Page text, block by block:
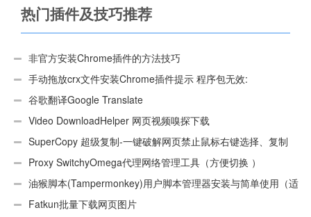
热门插件及技巧推荐
非官方安装Chrome插件的方法技巧
手动拖放crx文件安装Chrome插件提示 程序包无效:
“CEX_HEADER_INVALID”的解决办法
谷歌翻译Google Translate
Video DownloadHelper 网页视频嗅探下载
SuperCopy 超级复制-一键破解网页禁止鼠标右键选择、复制
Proxy SwitchyOmega代理网络管理工具（方便切换 ）
油猴脚本(Tampermonkey)用户脚本管理器安装与简单使用（适
用Android）
Fatkun批量下载网页图片